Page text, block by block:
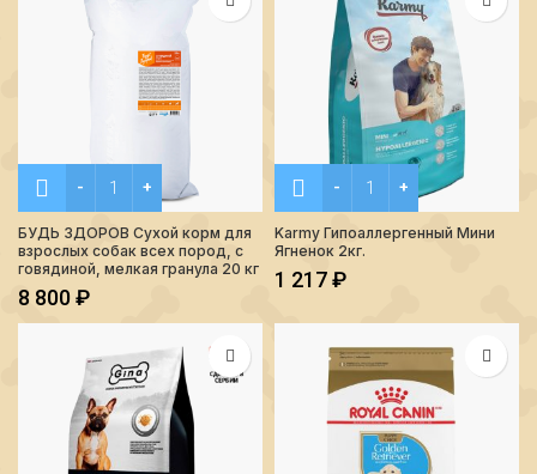
Количество БУДЬ ЗДОРОВ Сухой корм для взрослых
БУДЬ ЗДОРОВ Сухой корм для
взрослых собак всех пород, с
говядиной, мелкая гранула 20 кг
8 800₽
Количество Karmy
Karmy Гипоаллергенный Мини
Ягненок 2кг.
1 217₽